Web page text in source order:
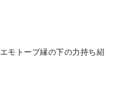
モトープ縁の下の力持ち紹